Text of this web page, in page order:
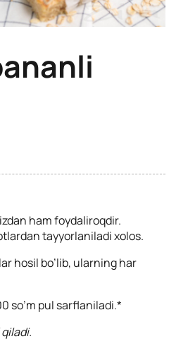
ham foydaliroqdir.
tayyorlaniladi xolos.
hosil bo’lib, ularning har
so’m pul sarflaniladi.*